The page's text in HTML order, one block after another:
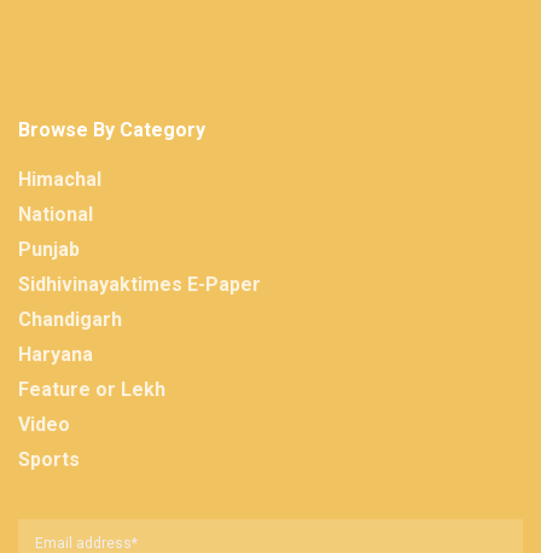
Browse By Category
Himachal
National
Punjab
Sidhivinayaktimes E-Paper
Chandigarh
Haryana
Feature or Lekh
Video
Sports